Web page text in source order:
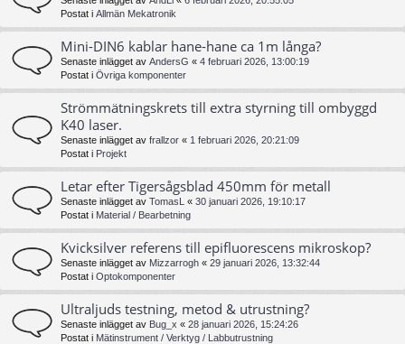
Postat i Allmän Mekatronik
Mini-DIN6 kablar hane-hane ca 1m långa?
Senaste inlägget av AndersG « 4 februari 2026, 13:00:19
Postat i Övriga komponenter
Strömmätningskrets till extra styrning till ombyggd
K40 laser.
Senaste inlägget av frallzor « 1 februari 2026, 20:21:09
Postat i Projekt
Letar efter Tigersågsblad 450mm för metall
Senaste inlägget av TomasL « 30 januari 2026, 19:10:17
Postat i Material / Bearbetning
Kvicksilver referens till epifluorescens mikroskop?
Senaste inlägget av Mizzarrogh « 29 januari 2026, 13:32:44
Postat i Optokomponenter
Ultraljuds testning, metod & utrustning?
Senaste inlägget av Bug_x « 28 januari 2026, 15:24:26
Postat i Mätinstrument / Verktyg / Labbutrustning